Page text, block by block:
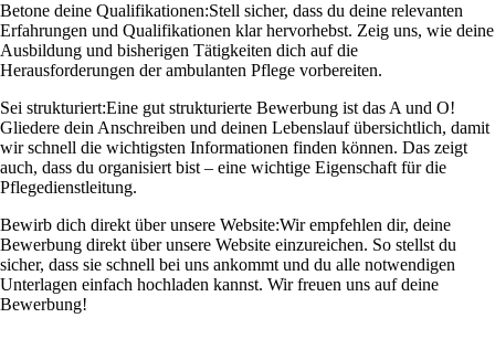
Betone deine Qualifikationen:Stell sicher, dass du deine relevanten
Erfahrungen und Qualifikationen klar hervorhebst. Zeig uns, wie deine
Ausbildung und bisherigen Tätigkeiten dich auf die
Herausforderungen der ambulanten Pflege vorbereiten.
Sei strukturiert:Eine gut strukturierte Bewerbung ist das A und O!
Gliedere dein Anschreiben und deinen Lebenslauf übersichtlich, damit
wir schnell die wichtigsten Informationen finden können. Das zeigt
auch, dass du organisiert bist – eine wichtige Eigenschaft für die
Pflegedienstleitung.
Bewirb dich direkt über unsere Website:Wir empfehlen dir, deine
Bewerbung direkt über unsere Website einzureichen. So stellst du
sicher, dass sie schnell bei uns ankommt und du alle notwendigen
Unterlagen einfach hochladen kannst. Wir freuen uns auf deine
Bewerbung!